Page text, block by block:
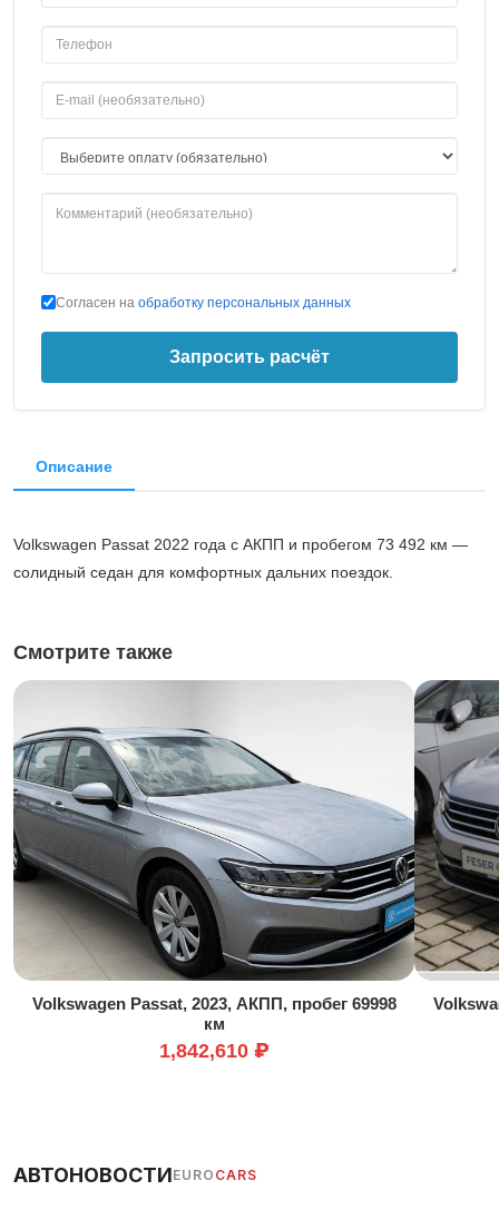
Согласен на обработку персональных данных
Запросить расчёт
Описание
Volkswagen Passat 2022 года с АКПП и пробегом 73 492 км —
солидный седан для комфортных дальних поездок.
Смотрите также
Volkswagen Passat, 2023, АКПП, пробег 69998
км
1,842,610 ₽
АВТОНОВОСТИEURO CARS